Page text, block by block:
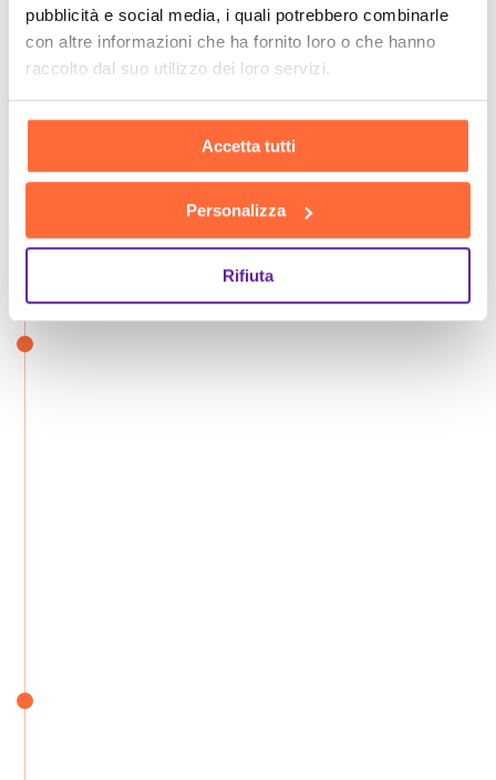
pubblicità e social media, i quali potrebbero combinarle
con altre informazioni che ha fornito loro o che hanno
raccolto dal suo utilizzo dei loro servizi.
Accetta tutti
Personalizza
Rifiuta